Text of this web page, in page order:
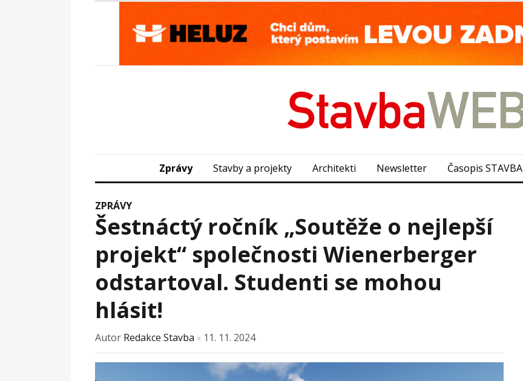
Zprávy Stavby a projekty Architekti Newsletter Časopis STAVBA
ZPRÁVY
Šestnáctý ročník „Soutěže o nejlepší
projekt“ společnosti Wienerberger
odstartoval. Studenti se mohou
hlásit!
Autor Redakce Stavba × 11. 11. 2024